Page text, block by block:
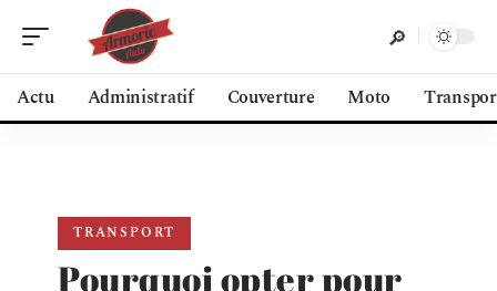
Actu Administratif Couverture Moto
TRANSPORT
Pourquoi opter pour